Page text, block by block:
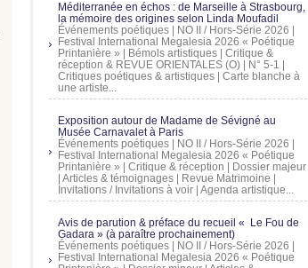
Méditerranée en échos : de Marseille à Strasbourg,
la mémoire des origines selon Linda Moufadil
Événements poétiques | NO II / Hors-Série 2026 |
Festival International Megalesia 2026 « Poétique
Printanière » | Bémols artistiques | Critique &
réception & REVUE ORIENTALES (O) | N° 5-1 |
Critiques poétiques & artistiques | Carte blanche à
une artiste...
Exposition autour de Madame de Sévigné au
Musée Carnavalet à Paris
Événements poétiques | NO II / Hors-Série 2026 |
Festival International Megalesia 2026 « Poétique
Printanière » | Critique & réception | Dossier majeur
| Articles & témoignages | Revue Matrimoine |
Invitations / Invitations à voir | Agenda artistique...
Avis de parution & préface du recueil « Le Fou de
Gadara » (à paraître prochainement)
Événements poétiques | NO II / Hors-Série 2026 |
Festival International Megalesia 2026 « Poétique